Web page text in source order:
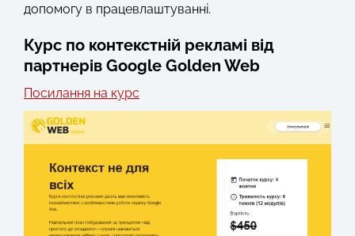
допомогу в працевлаштуванні.
Курс по контекстній рекламі від
партнерів Google Golden Web
Посилання на курс